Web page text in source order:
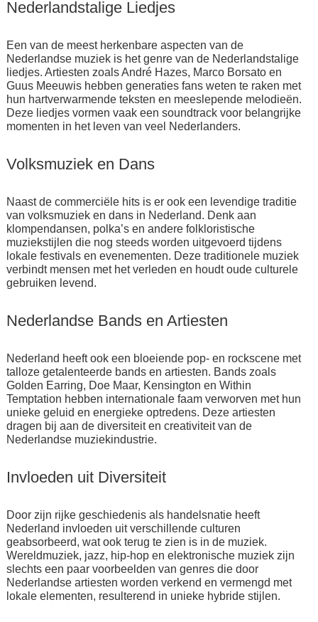
Nederlandstalige Liedjes
Een van de meest herkenbare aspecten van de
Nederlandse muziek is het genre van de Nederlandstalige
liedjes. Artiesten zoals André Hazes, Marco Borsato en
Guus Meeuwis hebben generaties fans weten te raken met
hun hartverwarmende teksten en meeslepende melodieën.
Deze liedjes vormen vaak een soundtrack voor belangrijke
momenten in het leven van veel Nederlanders.
Volksmuziek en Dans
Naast de commerciële hits is er ook een levendige traditie
van volksmuziek en dans in Nederland. Denk aan
klompendansen, polka’s en andere folkloristische
muziekstijlen die nog steeds worden uitgevoerd tijdens
lokale festivals en evenementen. Deze traditionele muziek
verbindt mensen met het verleden en houdt oude culturele
gebruiken levend.
Nederlandse Bands en Artiesten
Nederland heeft ook een bloeiende pop- en rockscene met
talloze getalenteerde bands en artiesten. Bands zoals
Golden Earring, Doe Maar, Kensington en Within
Temptation hebben internationale faam verworven met hun
unieke geluid en energieke optredens. Deze artiesten
dragen bij aan de diversiteit en creativiteit van de
Nederlandse muziekindustrie.
Invloeden uit Diversiteit
Door zijn rijke geschiedenis als handelsnatie heeft
Nederland invloeden uit verschillende culturen
geabsorbeerd, wat ook terug te zien is in de muziek.
Wereldmuziek, jazz, hip-hop en elektronische muziek zijn
slechts een paar voorbeelden van genres die door
Nederlandse artiesten worden verkend en vermengd met
lokale elementen, resulterend in unieke hybride stijlen.